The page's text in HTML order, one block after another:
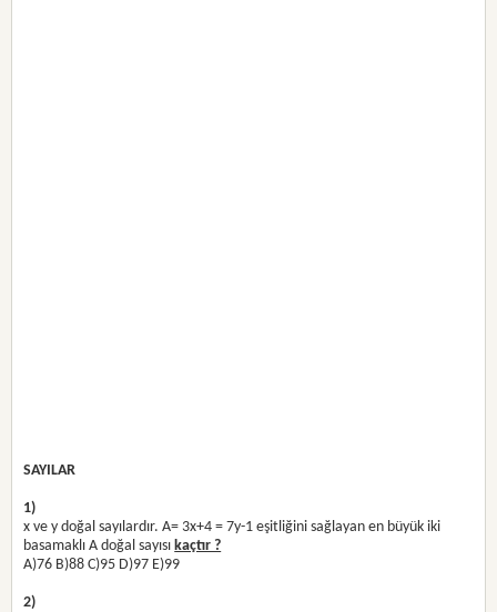
SAYILAR
1)
x ve y doğal sayılardır. A= 3x+4 = 7y-1 eşitliğini sağlayan en büyük iki
basamaklı A doğal sayısıkaçtır ?
A)76 B)88 C)95 D)97 E)99
2)